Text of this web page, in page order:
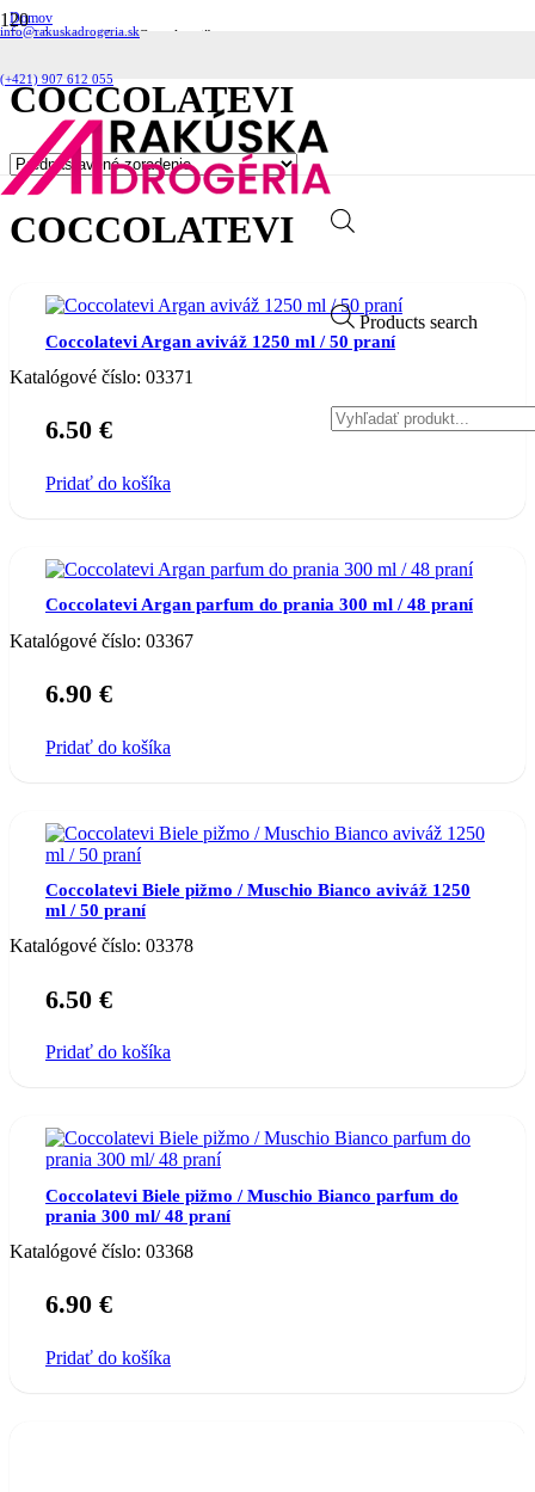
info@rakuskadrogeria.sk
(+421) 907 612 055
Products search
Domov
Produkty so značkou “Coccolatevi”
COCCOLATEVI
COCCOLATEVI
Coccolatevi Argan aviváž 1250 ml / 50 praní
Katalógové číslo: 03371
6.50 €
Pridať do košíka
Coccolatevi Argan parfum do prania 300 ml / 48 praní
Katalógové číslo: 03367
6.90 €
Pridať do košíka
Coccolatevi Biele pižmo / Muschio Bianco aviváž 1250
ml / 50 praní
Katalógové číslo: 03378
6.50 €
Pridať do košíka
Coccolatevi Biele pižmo / Muschio Bianco parfum do
prania 300 ml/ 48 praní
Katalógové číslo: 03368
6.90 €
Pridať do košíka